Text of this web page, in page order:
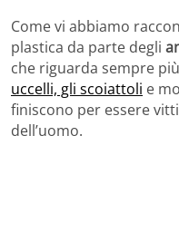
Come vi abbiamo
plastica da parte degli
che riguarda sempre
uccelli, gli scoiattoli e
finiscono per essere
dell’uomo.